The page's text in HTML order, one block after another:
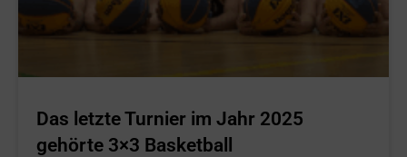
Das letzte Turnier im Jahr 2025
gehörte 3×3 Basketball